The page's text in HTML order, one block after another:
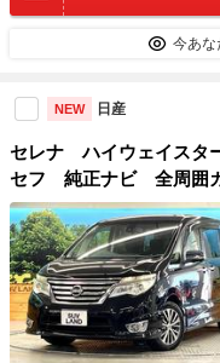
今あな
NEW 日産
セレナ ハイウェイス
セフ 純正ナビ 全周囲
ブレーキ クルーズコン
動スライドドア ＬＥＤ
チＡＷ リアオートエア